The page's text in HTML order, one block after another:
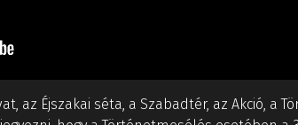
az Éjszakai séta, a Szabadtér, az Akció, a